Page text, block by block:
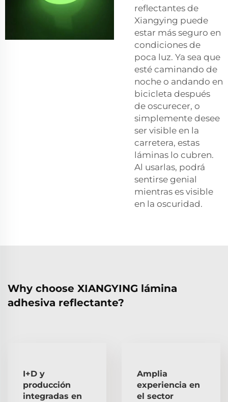
reflectantes de
Xiangying puede
estar más seguro en
condiciones de
poca luz. Ya sea que
esté caminando de
noche o andando en
bicicleta después
de oscurecer, o
simplemente desee
ser visible en la
carretera, estas
láminas lo cubren.
Al usarlas, podrá
sentirse genial
mientras es visible
en la oscuridad.
Why choose XIANGYING lámina
adhesiva reflectante?
I+D y
producción
integradas en
Amplia
experiencia en
el sector